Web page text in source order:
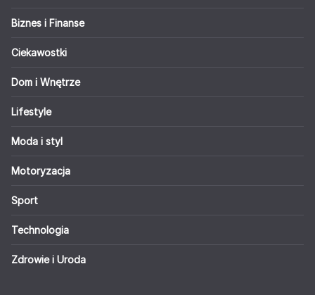
Biznes i Finanse
Ciekawostki
Dom i Wnętrze
Lifestyle
Moda i styl
Motoryzacja
Sport
Technologia
Zdrowie i Uroda